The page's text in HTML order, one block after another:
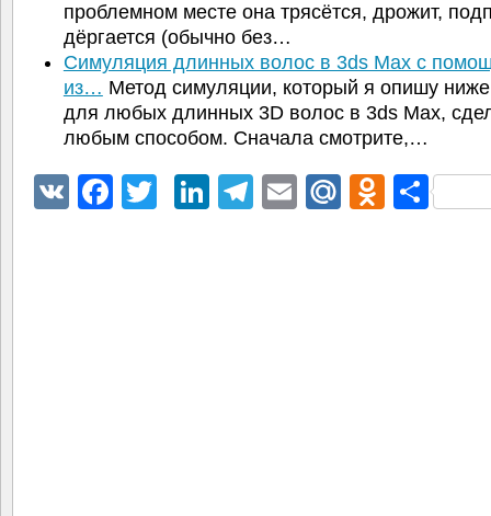
проблемном месте она трясётся, дрожит,
дёргается (обычно без…
Симуляция длинных волос в 3ds Max с
из… Метод симуляции, который я опишу
для любых длинных 3D волос в 3ds Max,
любым способом. Сначала смотрите,…
VK Facebook
TwitterLinkedIn
Telegram
EmailMail.Ru